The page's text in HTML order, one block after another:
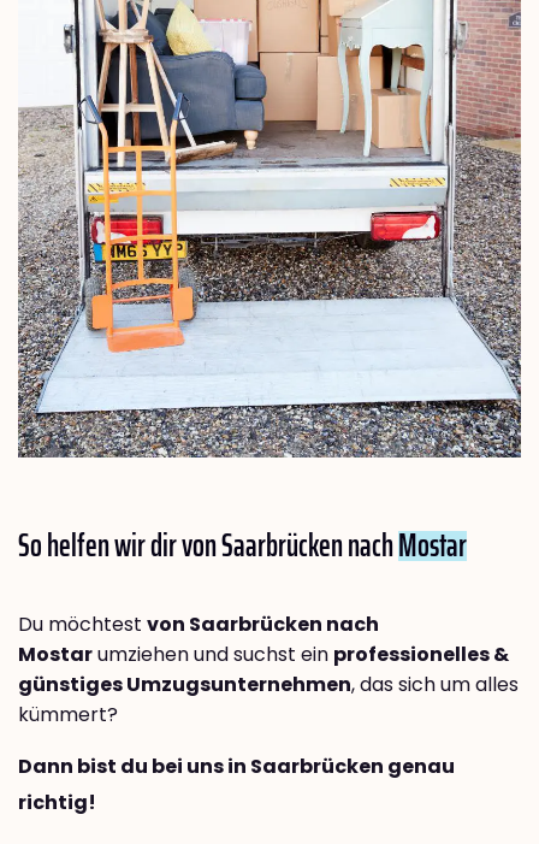
So helfen wir dir von Saarbrücken nachMostar
Du möchtest von Saarbrücken nach
Mostarumziehen und suchst ein professionelles &
günstiges Umzugsunternehmen, das sich um alles
kümmert?
Dann bist du bei uns in Saarbrücken genau
richtig!